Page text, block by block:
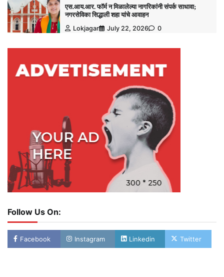
एस.आय.आर. फॉर्म न मिळालेल्या नागरिकांनी संपर्क साधावा;
नगरसेविका सिद्धाली शहा यांचे आवाहन
Lokjagar
July 22, 2026 0
Follow Us On:
Facebook Instagram Linkedin Twitter